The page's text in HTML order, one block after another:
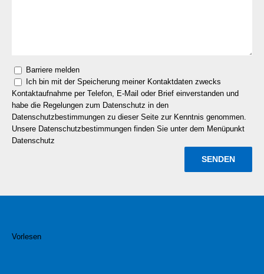
Barriere melden
Ich bin mit der Speicherung meiner Kontaktdaten zwecks
Kontaktaufnahme per Telefon, E-Mail oder Brief einverstanden und
habe die Regelungen zum Datenschutz in den
Datenschutzbestimmungen zu dieser Seite zur Kenntnis genommen.
Unsere Datenschutzbestimmungen finden Sie unter dem Menüpunkt
Datenschutz
Vorlesen